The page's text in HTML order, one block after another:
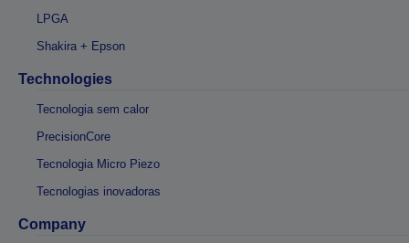
LPGA
Shakira + Epson
Technologies
Tecnologia sem calor
PrecisionCore
Tecnologia Micro Piezo
Tecnologias inovadoras
Company